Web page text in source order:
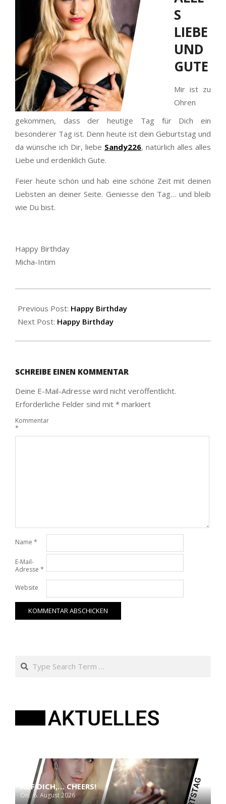
S
LIEBE
UND
GUTE
Mir ist zu
Ohren
gekommen, dass der heutige Tag für Dich ein
besonderer Tag ist. Denn heute ist dein Geburtstag und
da wünsche ich Dir, liebe Sandy226, natürlich alles alles
Liebe und erdenklich Gute.
Feier heute schön und hab eine schöne Zeit mit deinen
Liebsten an deiner Seite. Geniesse den Tag… und bleib
wie Du bist.
Happy Birthday
Micha-Intim
06-
22
Previous Post: Happy Birthday
Next Post: Happy Birthday
SCHREIBE EINEN KOMMENTAR
Deine E-Mail-Adresse wird nicht veröffentlicht.
Erforderliche Felder sind mit * markiert
Kommentar
*
Name *
E-Mail-
Adresse *
Website
Search
AUF DICH,… CHEERS!
On: 6. August 2026